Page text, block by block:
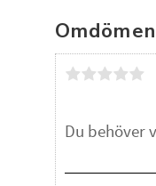
Omdömen